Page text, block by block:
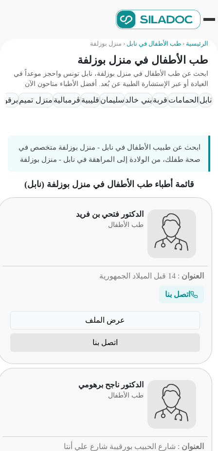
الرئيسية‹طب الأطفال في نابل‹منزل بوزلفة
طب الأطفال في منزل بوزلفة
ابحث عن طب الأطفال في منزل بوزلفة، نابل تونس واحجز موعداً في
العيادة أو عبر الإستشارة الطبية عن بُعد. أفضل الأطباء متاحون الآن
نابلالحماماتقربة بني خالد سليمانقليبيةڨرمباليةمنزل تميمبرقو
ابحث عن طبيب الأطفال في نابل - منزل بوزلفة متخصص في
صحة طفلك، من الولادة إلى المراهقة في نابل - منزل بوزلفة
قائمة أطباء طب الأطفال في منزل بوزلفة (نابل)
الدكتور فتحي بن فريد
طب الأطفال
العنوان : 14 قبل الميلاد الجمهورية
اتصل بنا
عرض الملف
اتصل بنا
الدكتور ناجح برهومي
طب الأطفال
العنوان : شارع الحبيب بورقيبة شارع علي أنتا